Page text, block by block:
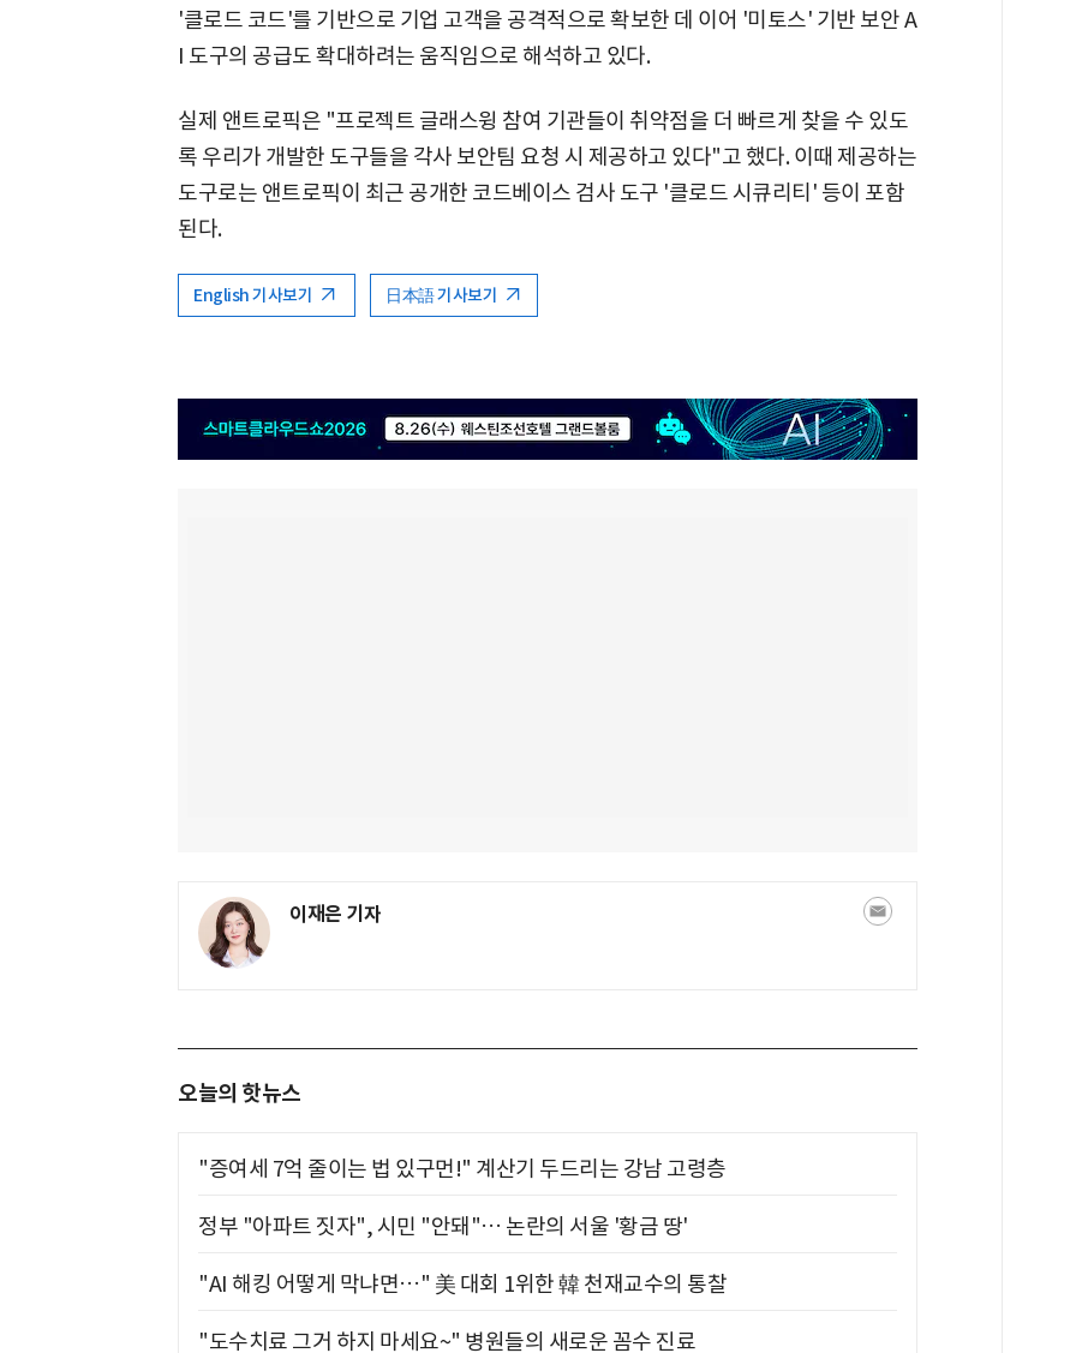
'클로드 코드'를 기반으로 기업 고객을 공격적으로 확보한 데 이어 '미토스' 기반 보안 A
I 도구의 공급도 확대하려는 움직임으로 해석하고 있다.
실제 앤트로픽은 "프로젝트 글래스윙 참여 기관들이 취약점을 더 빠르게 찾을 수 있도
록 우리가 개발한 도구들을 각사 보안팀 요청 시 제공하고 있다"고 했다. 이때 제공하는
도구로는 앤트로픽이 최근 공개한 코드베이스 검사 도구 '클로드 시큐리티' 등이 포함
된다.
English 기사보기 日本語 기사보기
이재은 기자
오늘의 핫뉴스
"증여세 7억 줄이는 법 있구먼!" 계산기 두드리는 강남 고령층
정부 "아파트 짓자", 시민 "안돼"… 논란의 서울 '황금 땅'
"AI 해킹 어떻게 막냐면…" 美 대회 1위한 韓 천재교수의 통찰
"도수치료 그거 하지 마세요~" 병원들의 새로운 꼼수 진료